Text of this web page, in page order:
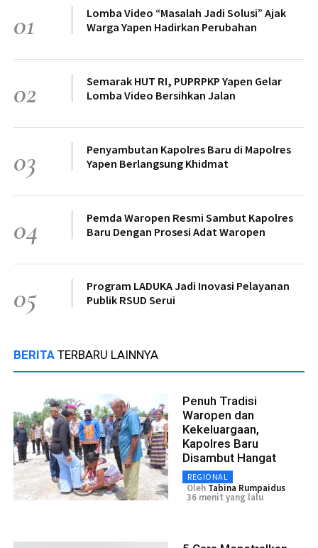
01
Lomba Video “Masalah Jadi Solusi” Ajak
Warga Yapen Hadirkan Perubahan
02
Semarak HUT RI, PUPRPKP Yapen Gelar
Lomba Video Bersihkan Jalan
03
Penyambutan Kapolres Baru di Mapolres
Yapen Berlangsung Khidmat
04
Pemda Waropen Resmi Sambut Kapolres
Baru Dengan Prosesi Adat Waropen
05
Program LADUKA Jadi Inovasi Pelayanan
Publik RSUD Serui
BERITA TERBARU LAINNYA
Penuh Tradisi
Waropen dan
Kekeluargaan,
Kapolres Baru
Disambut Hangat
REGIONAL
Oleh Tabina Rumpaidus
36 menit yang lalu